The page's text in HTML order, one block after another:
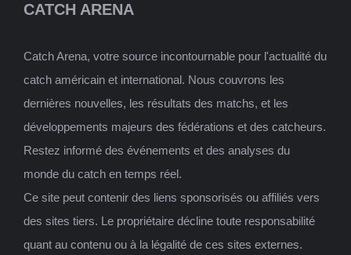
CATCH ARENA
Catch Arena, votre source incontournable pour l'actualité du
catch américain et international. Nous couvrons les
dernières nouvelles, les résultats des matchs, et les
développements majeurs des fédérations et des catcheurs.
Restez informé des événements et des analyses du
monde du catch en temps réel.
Ce site peut contenir des liens sponsorisés ou affiliés vers
des sites tiers. Le propriétaire décline toute responsabilité
quant au contenu ou à la légalité de ces sites externes.